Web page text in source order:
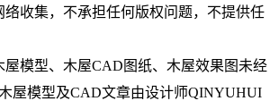
络收集，不承担任何版权问题，不提供任
屋模型、木屋CAD图纸、木屋效果图未经
屋模型及CAD文章由设计师QINYUHUI